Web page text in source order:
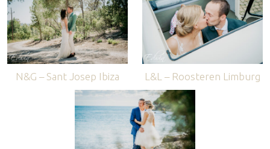
N&G – Sant Josep Ibiza L&L – Roosteren Limburg